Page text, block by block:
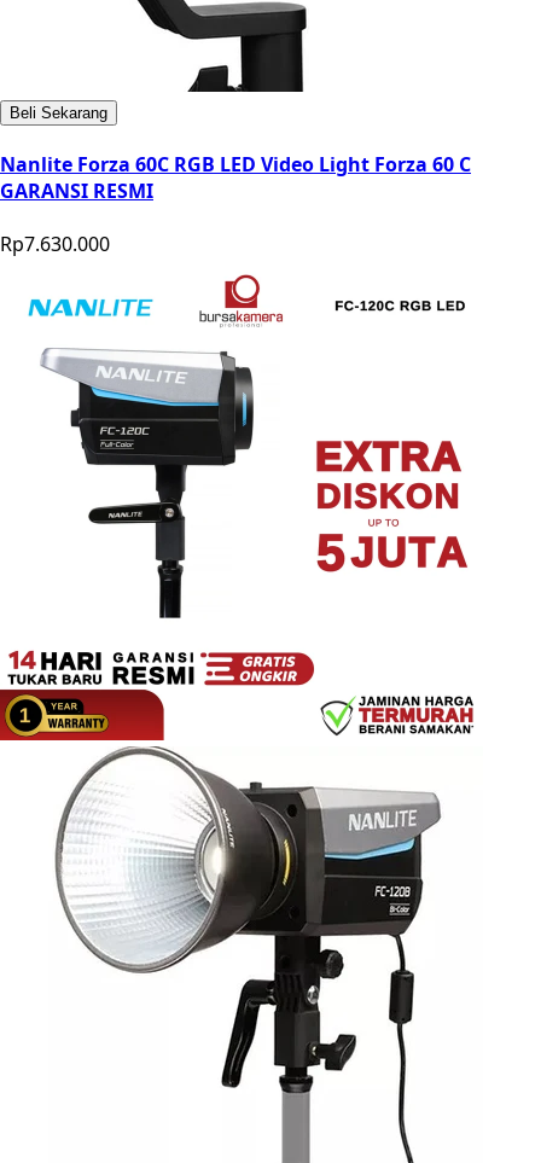
Beli Sekarang
Nanlite Forza 60C RGB LED Video Light Forza 60 C
GARANSI RESMI
Rp7.630.000